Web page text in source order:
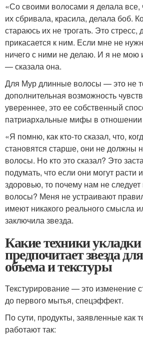
«Со своими волосами я делала все,
их сбривала, красила, делала боб.
стараюсь их не трогать. Это стресс,
прикасается к ним. Если мне не
ничего с ними не делаю. И я не мою
— сказала она.
Для Мур длинные волосы — это не
дополнительная возможность
увереннее, это ее собственный
патриархальные мифы в
«Я помню, как кто-то сказал, что,
становятся старше, они не должны
волосы. Но кто это сказал? Это
подумать, что если они могут расти
здоровью, то почему нам не
волосы? Меня не устраивают
имеют никакого реального смысла
заключила звезда.
Какие техники
предпочитает звезда
объема и текстуры
Текстурирование — это изменение
до первого мытья, спецэффект.
По сути, продукты, заявленные как
работают так: